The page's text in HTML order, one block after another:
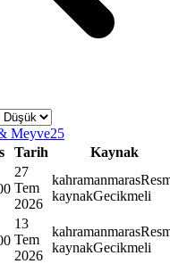
Meyve25
Tarih
Kaynak
27
Tem
2026
kahramanmaras
kaynakGecikmeli
13
Tem
2026
kahramanmaras
kaynakGecikmeli